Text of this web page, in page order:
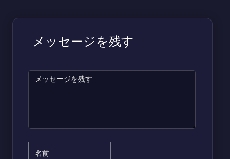
メッセージを残す